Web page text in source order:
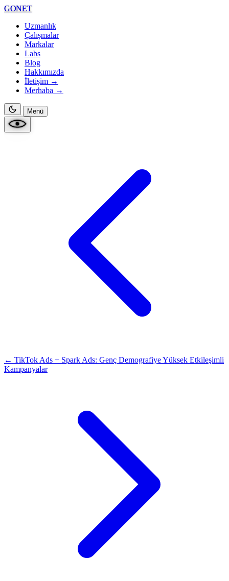
GONET
Uzmanlık
Çalışmalar
Markalar
Labs
Blog
Hakkımızda
İletişim →
Merhaba →
Menü
← TikTok Ads + Spark Ads: Genç Demografiye Yüksek Etkileşimli
Kampanyalar